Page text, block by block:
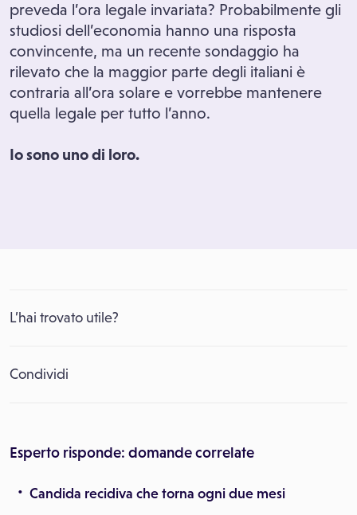
preveda l’ora legale invariata? Probabilmente gli
studiosi dell’economia hanno una risposta
convincente, ma un recente sondaggio ha
rilevato che la maggior parte degli italiani è
contraria all’ora solare e vorrebbe mantenere
quella legale per tutto l’anno.
Io sono uno di loro.
L’hai trovato utile?
Condividi
Esperto risponde: domande correlate
Candida recidiva che torna ogni due mesi